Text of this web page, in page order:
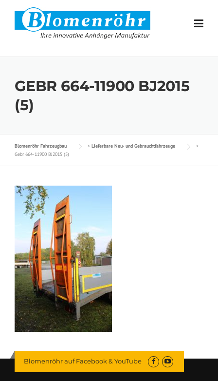
Skip to content
GEBR 664-11900 BJ2015
(5)
Blomenröhr Fahrzeugbau > Lieferbare Neu- und Gebrauchtfahrzeuge
>
Gebr 664-11900 BJ2015 (5)
Blomenröhr auf Facebook & YouTube